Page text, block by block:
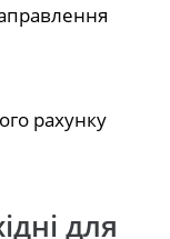
рахунку
для